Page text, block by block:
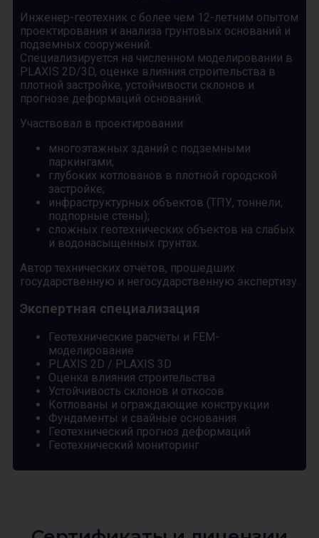
Инженер-геотехник с более чем 12-летним опытом
проектирования и анализа грунтовых оснований и
подземных сооружений.
Специализируется на численном моделировании в
PLAXIS 2D/3D, оценке влияния строительства в
плотной застройке, устойчивости склонов и
прогнозе деформаций оснований.
Участвовал в проектировании:
многоэтажных зданий с подземными
паркингами;
глубоких котлованов в плотной городской
застройке;
инфраструктурных объектов (ТПУ, тоннели,
подпорные стены);
сложных геотехнических объектов на слабых
и водонасыщенных грунтах.
Автор технических отчётов, прошедших
государственную и негосударственную экспертизу.
Экспертная специализация
Геотехнические расчёты и FEM-
моделирование
PLAXIS 2D / PLAXIS 3D
Оценка влияния строительства
Устойчивость склонов и откосов
Котлованы и ограждающие конструкции
Фундаменты и свайные основания
Геотехнический прогноз деформаций
Геотехнический мониторинг